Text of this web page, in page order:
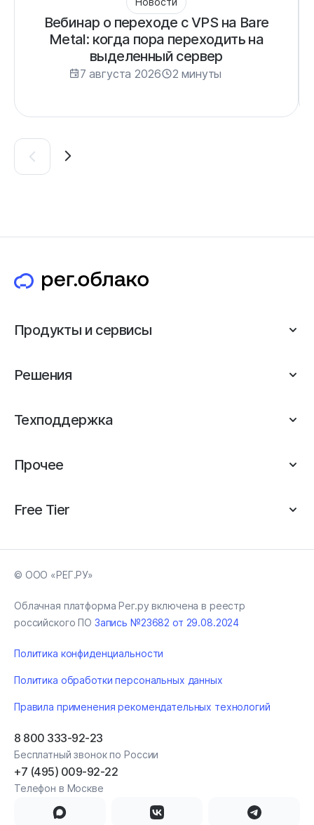
Вебинар о переходе с VPS на Bare
Metal: когда пора переходить на
выделенный сервер
7 августа 2026 2 минуты
Продукты и сервисы
Решения
Техподдержка
Прочее
Free Tier
© ООО «РЕГ.РУ»
Облачная платформа Рег.ру включена в реестр
российского ПО Запись №23682 от 29.08.2024
Политика конфиденциальности
Политика обработки персональных данных
Правила применения рекомендательных технологий
8 800 333-92-23
Бесплатный звонок по России
+7 (495) 009-92-22
Телефон в Москве